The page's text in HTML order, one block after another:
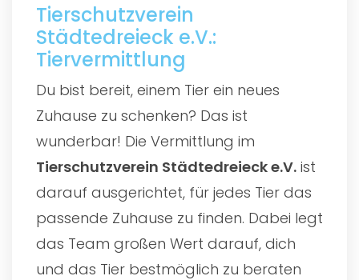
Tierschutzverein
Städtedreieck e.V.:
Tiervermittlung
Du bist bereit, einem Tier ein neues
Zuhause zu schenken? Das ist
wunderbar! Die Vermittlung im
Tierschutzverein Städtedreieck e.V. ist
darauf ausgerichtet, für jedes Tier das
passende Zuhause zu finden. Dabei legt
das Team großen Wert darauf, dich
und das Tier bestmöglich zu beraten